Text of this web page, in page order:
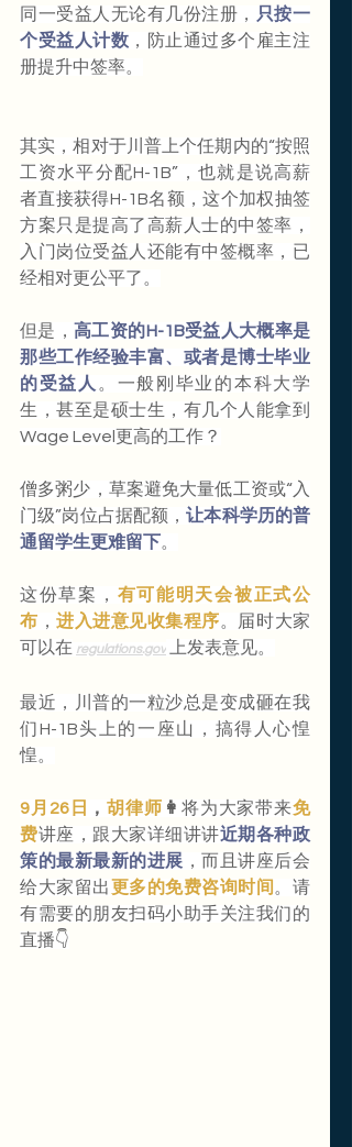
同一受益人无论有几份注册，
只按一
个受益人计数 ，防止通过多个雇主注
册提升中签率。
其实，相对于川普上个任期内的“按照
工资水平分配H-1B”，也就是说高薪
者直接获得H-1B名额，这个加权抽签
方案只是提高了高薪人士的中签率，
入门岗位受益人还能有中签概率，已
经相对更公平了。
但是， 高工资的H-1B受益人大概率是
那些工作经验丰富、或者是博士毕业
的受益人 。一般刚毕业的本科大学
生，甚至是硕士生，有几个人能拿到
Wage Level更高的工作？
僧多粥少，草案避免大量低工资或“入
门级”岗位占据配额，让本科学历的普
通留学生更难留下 。
这份草案， 有可能明天会被正式公
布 ，进入进意见收集程序。届时大家
可以在 regulations.gov 上发表意见。
最近，川普的一粒沙总是变成砸在我
们H-1B头上的一座山，搞得人心惶
惶。
9月26日 ，胡律师 👩 将为大家带来免
费讲座，跟大家详细讲讲近期各种政
策的最新最新的进展 ，而且讲座后会
给大家留出 更多的免费咨询时间 。请
有需要的朋友扫码小助手关注我们的
直播👇